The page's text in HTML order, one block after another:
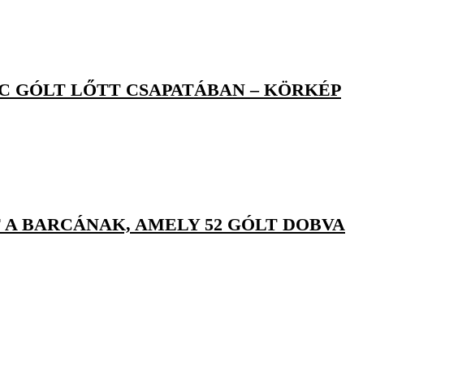
LŐTT CSAPATÁBAN – KÖRKÉP
BARCÁNAK, AMELY 52 GÓLT DOBVA